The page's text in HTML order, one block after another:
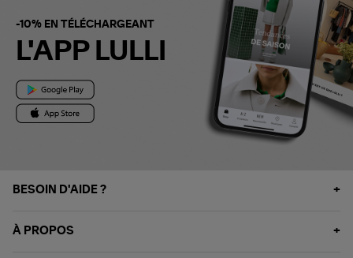
-10% EN TÉLÉCHARGEANT
L'APP LULLI
BESOIN D'AIDE ?
À PROPOS